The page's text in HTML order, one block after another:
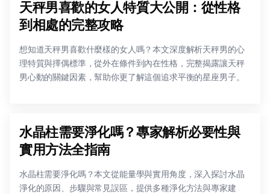
天秤男喜歡的女人特質大公開：從性格
到相處的完整攻略
想知道天秤男喜歡什麼樣的女人嗎？本文深度解析天秤男的心
理特質與擇偶標準，從外在條件到內在性格，完整揭露讓天秤
男心動的關鍵因素，幫助你更了解這個追求平衡的星座男子。
水晶柱需要淨化嗎？專家解析必要性與
實用方法全指南
水晶柱需要淨化嗎？本文從能量學與實用角度，深入探討水晶
淨化的原因、步驟與常見誤區，提供多種淨化方法與專家建